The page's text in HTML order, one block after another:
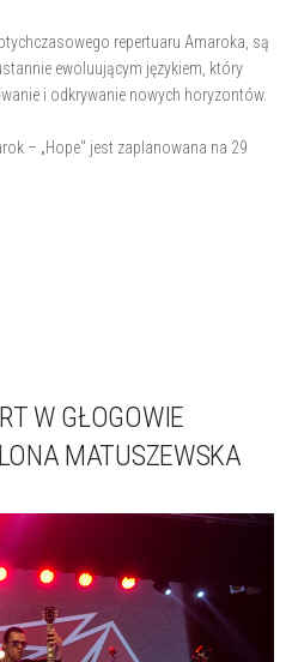
repertuaru Amaroka, są
ewoluującym językiem, który
i odkrywanie nowych horyzontów.
– „Hope" jest zaplanowana na 29
W GŁOGOWIE
MATUSZEWSKA